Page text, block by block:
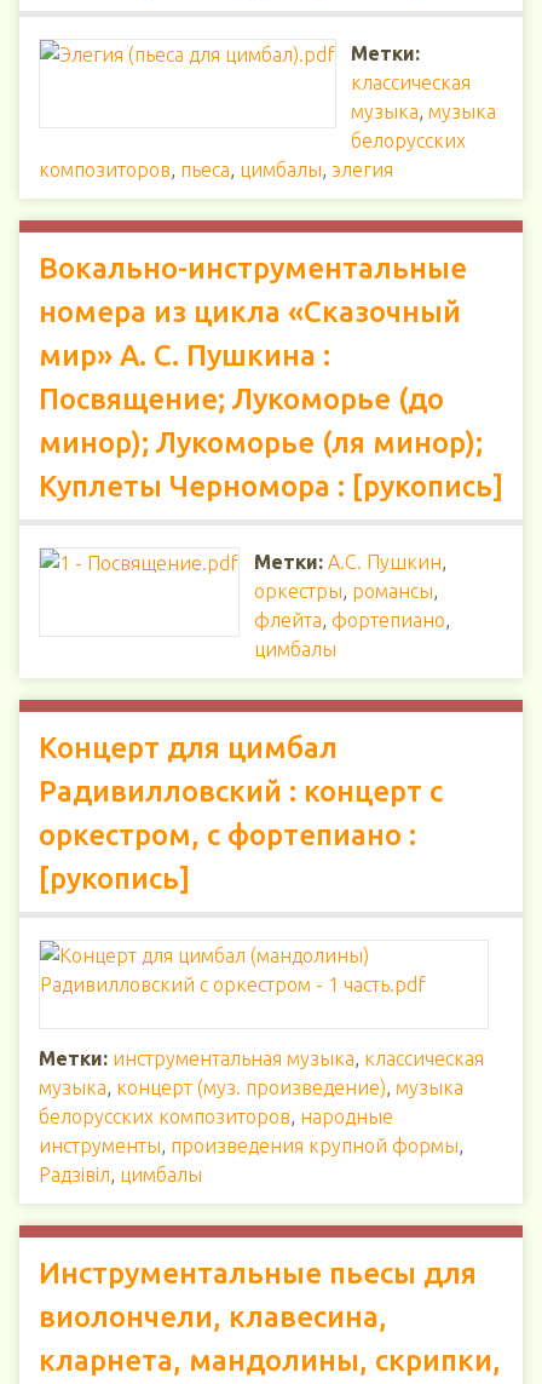
Метки:
классическая
музыка, музыка
белорусских
композиторов, пьеса, цимбалы, элегия
Вокально-инструментальные
номера из цикла «Сказочный
мир» А. С. Пушкина :
Посвящение; Лукоморье (до
минор); Лукоморье (ля минор);
Куплеты Черномора : [рукопись]
Метки: А.С. Пушкин,
оркестры, романсы,
флейта, фортепиано,
цимбалы
Концерт для цимбал
Радивилловский : концерт с
оркестром, с фортепиано :
[рукопись]
Метки: инструментальная музыка, классическая
музыка, концерт (муз. произведение), музыка
белорусских композиторов, народные
инструменты, произведения крупной формы,
Радзiвiл, цимбалы
Инструментальные пьесы для
виолончели, клавесина,
кларнета, мандолины, скрипки,